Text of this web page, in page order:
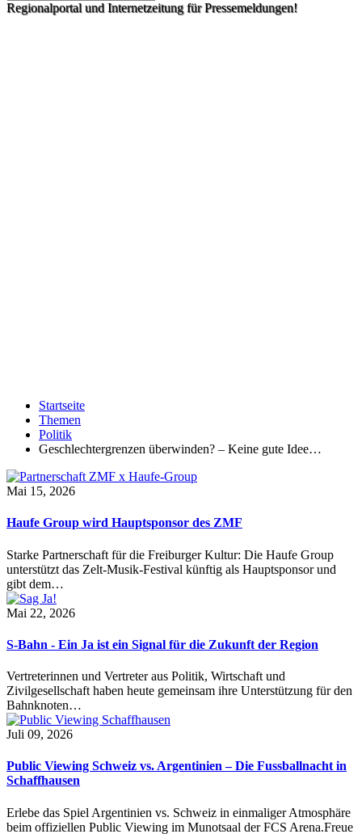
Regionalportal und Internetzeitung für Pressemeldungen!
Startseite
Themen
Politik
Geschlechtergrenzen überwinden? – Keine gute Idee…
Mai 15, 2026
Haufe Group wird Hauptsponsor des ZMF
Starke Partnerschaft für die Freiburger Kultur: Die Haufe Group
unterstützt das Zelt-Musik-Festival künftig als Hauptsponsor und
gibt dem…
Mai 22, 2026
S-Bahn - Ein Ja ist ein Signal für die Zukunft der Region
Vertreterinnen und Vertreter aus Politik, Wirtschaft und
Zivilgesellschaft haben heute gemeinsam ihre Unterstützung für den
Bahnknoten…
Juli 09, 2026
Public Viewing Schweiz vs. Argentinien – Die Fussballnacht in
Schaffhausen
Erlebe das Spiel Argentinien vs. Schweiz in einmaliger Atmosphäre
beim offiziellen Public Viewing im Munotsaal der FCS Arena.Freue